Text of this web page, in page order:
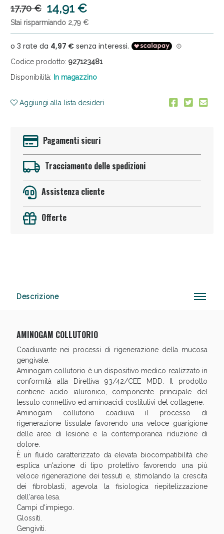
17,70 € 14,91 €
Stai risparmiando 2,79 €
Codice prodotto: 927123481
Disponibilità: In magazzino
Aggiungi alla lista desideri
Pagamenti sicuri
Tracciamento delle spedizioni
Assistenza cliente
Offerte
Descrizione
AMINOGAM COLLUTORIO
Coadiuvante nei processi di rigenerazione della mucosa
gengivale.
Aminogam collutorio è un dispositivo medico realizzato in
conformità alla Direttiva 93/42/CEE MDD. Il prodotto
contiene acido ialuronico, componente principale del
tessuto connettivo ed aminoacidi costitutivi del collagene.
Aminogam collutorio coadiuva il processo di
rigenerazione tissutale favorendo una veloce guarigione
delle aree di lesione e la contemporanea riduzione di
dolore.
È un fluido caratterizzato da elevata biocompatibilità che
esplica un'azione di tipo protettivo favorendo una più
veloce rigenerazione dei tessuti e, stimolando la crescita
dei fibroblasti, agevola la fisiologica riepitelizzazione
dell'area lesa.
Campi d'impiego.
Glossiti.
Gengiviti.
Anticellulite e Fanghi: Sconto fino al 40% valido
oggi!
Sconto fino al 55% disponibile oggi!